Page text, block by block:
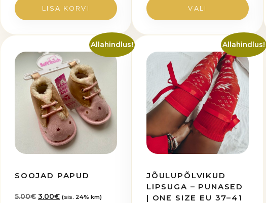
LISA KORVI VALI
Allahindlus!
SOOJAD PAPUD
5.00€ Algne
3.00€Praegune
(sis. 24% km)
Allahindlus!
JÕULUPÕLVIKUD
LIPSUGA – PUNASED
| ONE SIZE EU 37–41